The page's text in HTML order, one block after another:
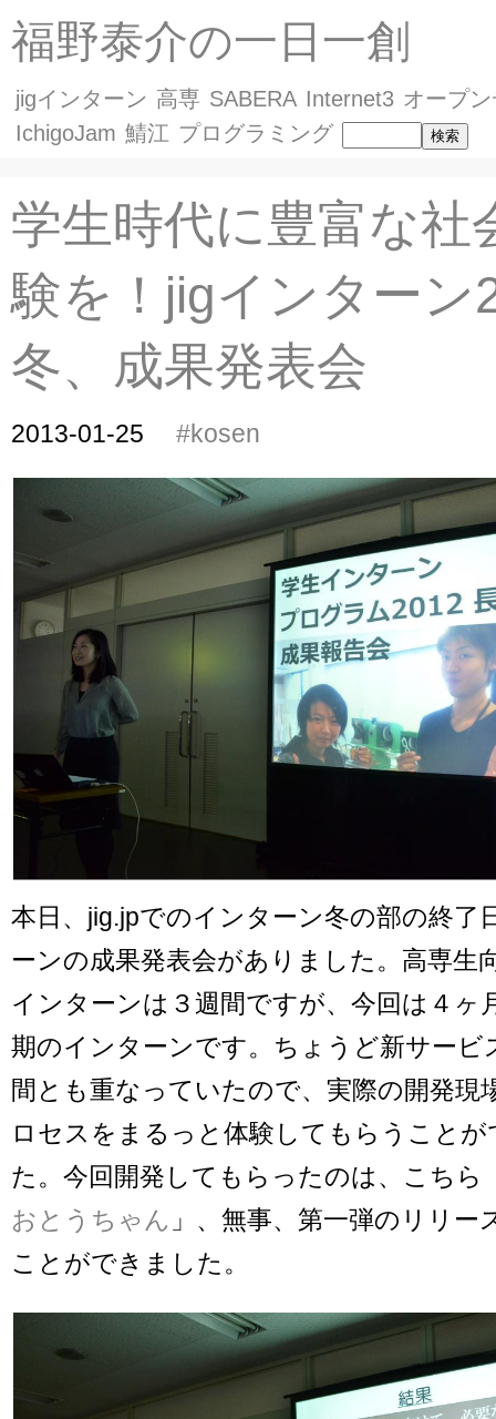
福野泰介の一日一創
jigインターン 高専 SABERA Internet3 オープ
IchigoJam 鯖江 プログラミング
学生時代に豊富な社
験を！jigインターン
冬、成果発表会
2013-01-25 #kosen
本日、jig.jpでのインターン冬の部の終了
ーンの成果発表会がありました。高専生
インターンは３週間ですが、今回は４ヶ
期のインターンです。ちょうど新サービ
間とも重なっていたので、実際の開発現
ロセスをまるっと体験してもらうことが
た。今回開発してもらったのは、こちら
おとうちゃん 」、無事、第一弾のリリー
ことができました。